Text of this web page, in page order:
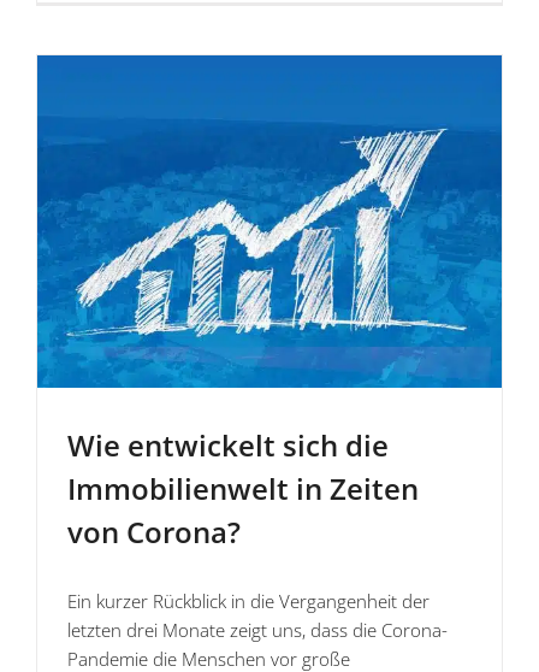
Wie entwi­ckelt sich die
Immobi­li­enwelt in Zeiten
von Corona?
Ein kurzer Rückblick in die Vergangenheit der
letzten drei Monate zeigt uns, dass die Corona-
Pandemie die Menschen vor große